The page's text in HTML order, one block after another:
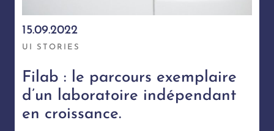
15.09.2022
UI STORIES
Filab : le parcours exemplaire
d’un laboratoire indépendant
en croissance.